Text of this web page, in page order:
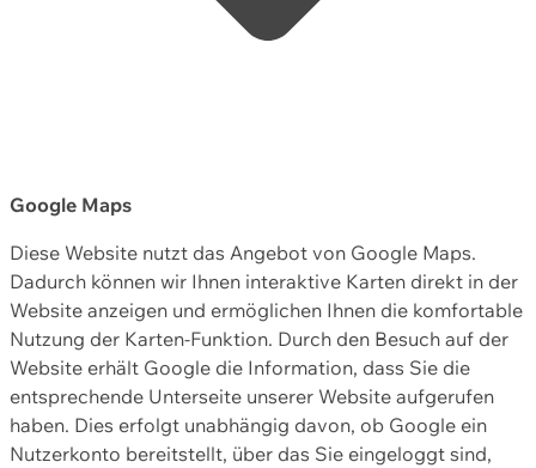
Google Maps
Diese Website nutzt das Angebot von Google Maps.
Dadurch können wir Ihnen interaktive Karten direkt in der
Website anzeigen und ermöglichen Ihnen die komfortable
Nutzung der Karten-Funktion. Durch den Besuch auf der
Website erhält Google die Information, dass Sie die
entsprechende Unterseite unserer Website aufgerufen
haben. Dies erfolgt unabhängig davon, ob Google ein
Nutzerkonto bereitstellt, über das Sie eingeloggt sind,